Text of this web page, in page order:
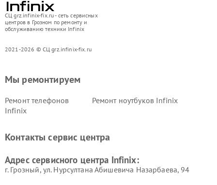
СЦ grz.infinix-fix.ru - сеть сервисных
центров в Грозном по ремонту и
обслуживанию техники Infinix
2021-2026 © СЦ grz.infinix-fix.ru
Мы ремонтируем
Ремонт телефонов
Infinix
Ремонт ноутбуков Infinix
Контакты сервис центра
Адрес сервисного центра Infinix:
г. Грозный, ул. Нурсултана Абишевича Назарбаева, 94